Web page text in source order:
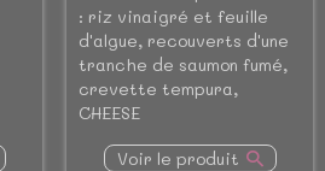
: riz vinaigré et feuille
d'algue, recouverts d'une
tranche de saumon fumé,
crevette tempura,
CHEESE
Voir le produit